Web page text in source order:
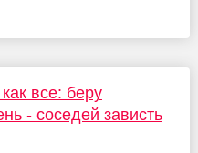
все: беру
- соседей зависть